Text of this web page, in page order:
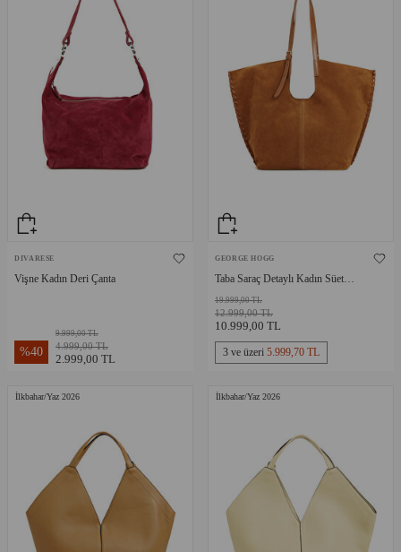
DIVARESE
Vişne Kadın Deri Çanta
%40
9.999,00 TL
4.999,00 TL
2.999,00 TL
GEORGE HOGG
Taba Saraç Detaylı Kadın Süet
Çanta
19.999,00 TL
12.999,00 TL
10.999,00 TL
3 ve üzeri 5.999,70 TL
İlkbahar/Yaz 2026 İlkbahar/Yaz 2026